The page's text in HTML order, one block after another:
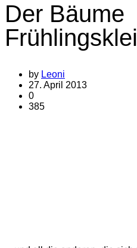
Der Bäume
by Leoni
27. April 2013
0
385